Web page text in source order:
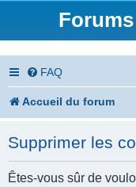
FAQ
Accueil du forum
Supprimer les
Êtes-vous sûr de